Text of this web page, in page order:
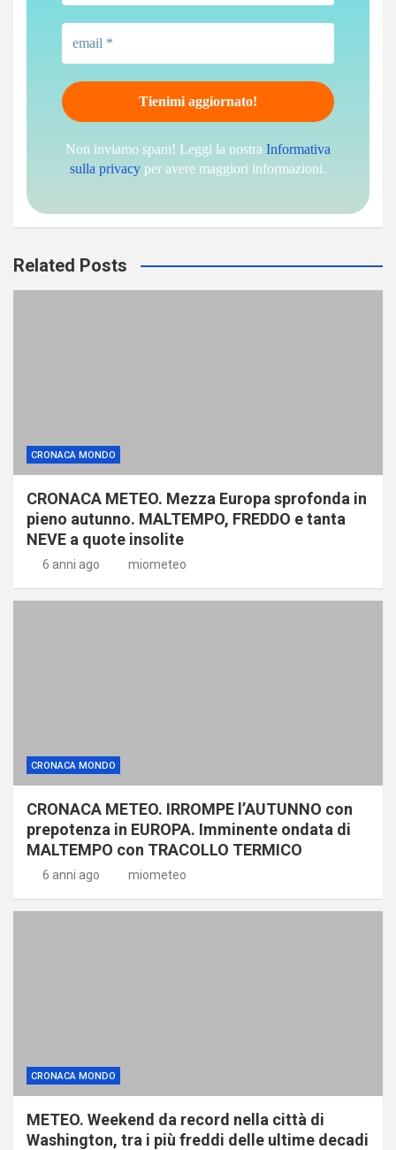
Non inviamo spam! Leggi la nostra Informativa
sulla privacy per avere maggiori informazioni.
Related Posts
CRONACA MONDO
CRONACA METEO. Mezza Europa sprofonda in
pieno autunno. MALTEMPO, FREDDO e tanta
NEVE a quote insolite
6 anni ago miometeo
CRONACA MONDO
CRONACA METEO. IRROMPE l’AUTUNNO con
prepotenza in EUROPA. Imminente ondata di
MALTEMPO con TRACOLLO TERMICO
6 anni ago miometeo
CRONACA MONDO
METEO. Weekend da record nella città di
Washington, tra i più freddi delle ultime decadi